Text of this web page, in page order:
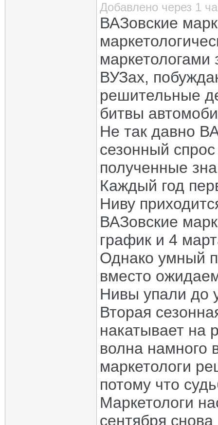
Добавлено через 1
ВАЗовские
ВУЗах,
решительные
битвы
Не так давно
сезонный
полученные
Каждый год
Ниву
ВАЗовские
график и 4
Однако умный
вместо
Нивы упали до
Вторая
накатывает на
волна намного
маркетологи
потому что
Маркетологи
сентября